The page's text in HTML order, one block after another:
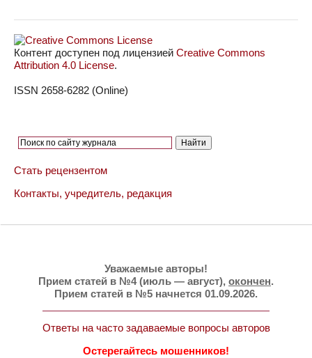
Контент доступен под лицензией Creative Commons
Attribution 4.0 License.
ISSN 2658-6282 (Online)
Стать рецензентом
Контакты, учредитель, редакция
Уважаемые авторы!
Прием статей в №4 (июль — август), окончен.
Прием статей в №5 начнется 01.09.2026.
Ответы на часто задаваемые вопросы авторов
Остерегайтесь мошенников!